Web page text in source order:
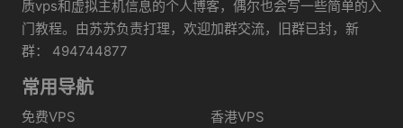
质vps和虚拟主机信息的个人博客，偶尔也会写一些简单的入
门教程。由苏苏负责打理，欢迎加群交流，旧群已封，新
群： 494744877
常用导航
免费VPS
香港VPS